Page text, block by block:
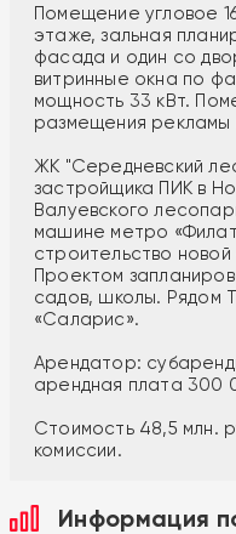
Помещение угловое
этаже, зальная
фасада и один со
витринные окна по
мощность 33 кВт.
размещения
ЖК "Середневский
застройщика ПИК в
Валуевского
машине метро
строительство
Проектом
садов, школы. Рядом
«Саларис».
Арендатор:
арендная плата 300
Стоимость 48,5 млн.
комиссии.
Информация